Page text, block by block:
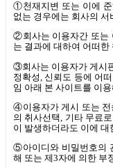
①천재지변 또는 이에 준
없는 경우에는 회사의
②회사는 이용자간 또는
는 결과에 대하여 어떠
③회사는 이용자가 게시
정확성 ,신뢰도 등에 어
임 아래 본 사이트를 이
④이용자가 게시 또는 전
의 취사선택, 기타 무료
이 발생하더라도 이에
⑤아이디와 비밀번호의
해 또는 제3자에 의한 부